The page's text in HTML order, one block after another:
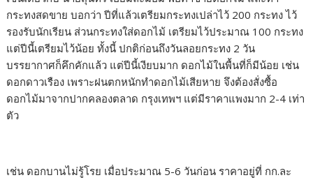
กระทงสดขาย บอกว่า ปีที่แล้วเตรียมกระทงเปล่าไว้ 200 กระทง ไว้
รองรับนักเรียน ส่วนกระทงใส่ดอกไม้ เตรียมไว้ประมาณ 100 กระทง
แต่ปีนี้เตรียมไว้น้อย ทั้งนี้ ปกติก่อนถึงวันลอยกระทง 2 วัน
บรรยากาศก็คึกคักแล้ว แต่ปีนี้เงียบมาก ดอกไม้ในพื้นที่ก็มีน้อย เช่น
ดอกดาวเรือง เพราะฝนตกหนักทำดอกไม้เสียหาย จึงต้องสั่งซื้อ
ดอกไม้มาจากปากคลองตลาด กรุงเทพฯ แต่มีราคาแพงมาก 2-4 เท่า
ตัว
เช่น ดอกบานไม่รู้โรย เมื่อประมาณ 5-6 วันก่อน ราคาอยู่ที่ กก.ละ